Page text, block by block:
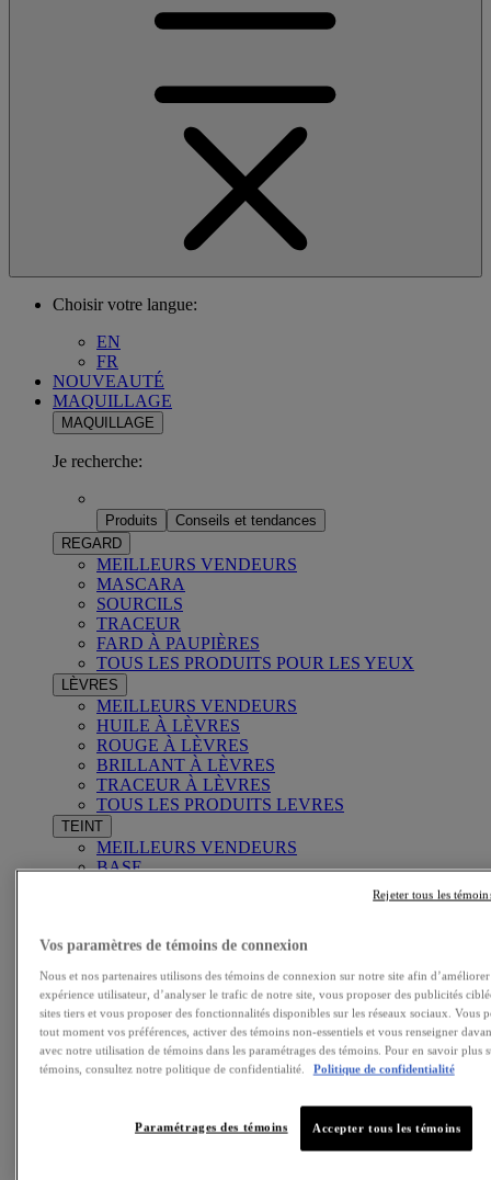
Choisir votre langue:
EN
FR
NOUVEAUTÉ
MAQUILLAGE
MAQUILLAGE
Je recherche:
Produits
Conseils et tendances
REGARD
MEILLEURS VENDEURS
MASCARA
SOURCILS
TRACEUR
FARD À PAUPIÈRES
TOUS LES PRODUITS POUR LES YEUX
LÈVRES
MEILLEURS VENDEURS
HUILE À LÈVRES
ROUGE À LÈVRES
BRILLANT À LÈVRES
TRACEUR À LÈVRES
TOUS LES PRODUITS LEVRES
TEINT
MEILLEURS VENDEURS
BASE
FARDS À JOUES ET POUDRES BRONZANTES
SPRAY FIXATEUR ET POUDRE FIXATRICE
TOUS LES PRODUITS TEINT
Essayez Maquillage
Teste Maquillage en réalité virtuelle
COLLECTION
INFALLIBLE
TELESCOPIC
Vos paramètres de témoins de connexion
Nous et nos partenaires utilisons des témoins de connexion sur notre site afin
expérience utilisateur, d’analyser le trafic de notre site, vous proposer des publicités
sites tiers et vous proposer des fonctionnalités disponibles sur les réseaux sociaux. Vous
tout moment vos préférences, activer des témoins non-essentiels et vous renseigner
avec notre utilisation de témoins dans les paramétrages des témoins. Pour en savoir plus
témoins, consultez notre politique de confidentialité.
Politique de confidentialité
Accepter tous les témoins
Paramétrages des témoins
Rejeter tous les